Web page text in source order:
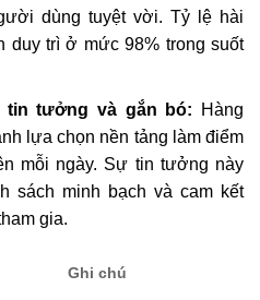
dùng tuyệt vời. Tỷ lệ hài
duy trì ở mức 98% trong suốt
tin tưởng và gắn bó: Hàng
lựa chọn nền tảng làm điểm
mỗi ngày. Sự tin tưởng này
sách minh bạch và cam kết
gia.
Ghi chú